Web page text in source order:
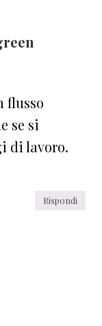
flusso
se si
di lavoro.
Rispondi